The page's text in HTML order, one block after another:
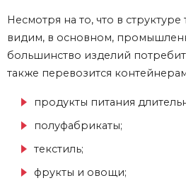
Несмотря на то, что в
видим, в основном,
большинство изделий
также перевозится
продукты питания
полуфабрикаты;
текстиль;
фрукты и овощи;